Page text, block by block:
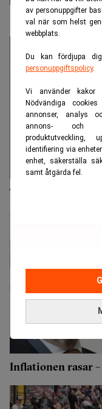
av personuppgifter
val när som helst
webbplats.
Du kan fördjupa
personuppgiftspolicy.
Vi använder kakor
Nödvändiga
annonser, analys
annons- och
produktutveckling,
identifiering via
enhet, säkerställa
samt åtgärda fel.
Riksbanken: Då
Thedéen: Dags att
Inflationen rasar